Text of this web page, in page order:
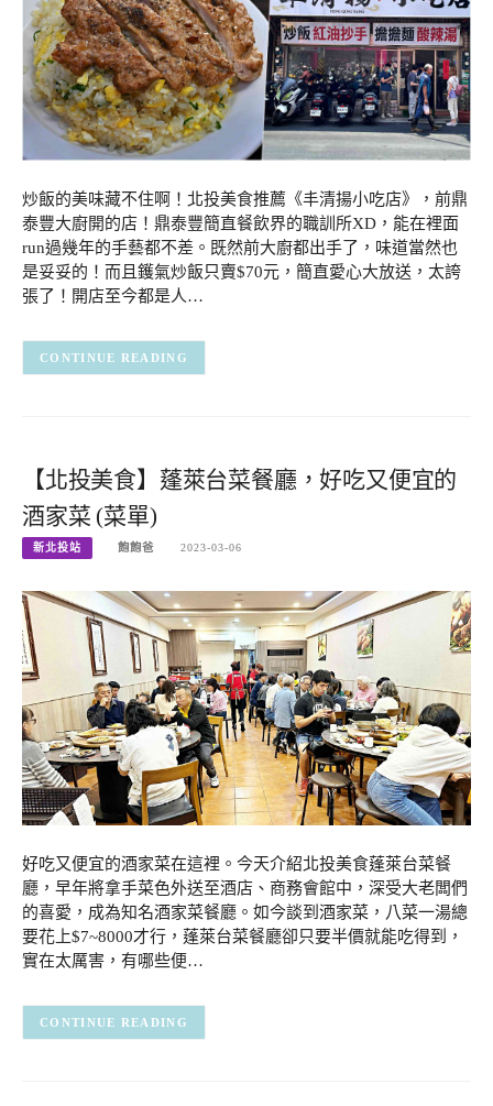
炒飯的美味藏不住啊！北投美食推薦《丰清揚小吃店》，前鼎
泰豐大廚開的店！鼎泰豐簡直餐飲界的職訓所XD，能在裡面
run過幾年的手藝都不差。既然前大廚都出手了，味道當然也
是妥妥的！而且鑊氣炒飯只賣$70元，簡直愛心大放送，太誇
張了！開店至今都是人…
CONTINUE READING
【北投美食】蓬萊台菜餐廳，好吃又便宜的
酒家菜 (菜單)
新北投站 飽飽爸 2023-03-06
好吃又便宜的酒家菜在這裡。今天介紹北投美食蓬萊台菜餐
廳，早年將拿手菜色外送至酒店、商務會館中，深受大老闆們
的喜愛，成為知名酒家菜餐廳。如今談到酒家菜，八菜一湯總
要花上$7~8000才行，蓬萊台菜餐廳卻只要半價就能吃得到，
實在太厲害，有哪些便…
CONTINUE READING